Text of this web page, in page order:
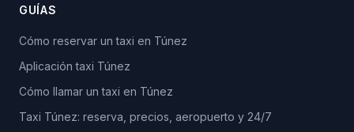
GUÍAS
Cómo reservar un taxi en Túnez
Aplicación taxi Túnez
Cómo llamar un taxi en Túnez
Taxi Túnez: reserva, precios, aeropuerto y 24/7